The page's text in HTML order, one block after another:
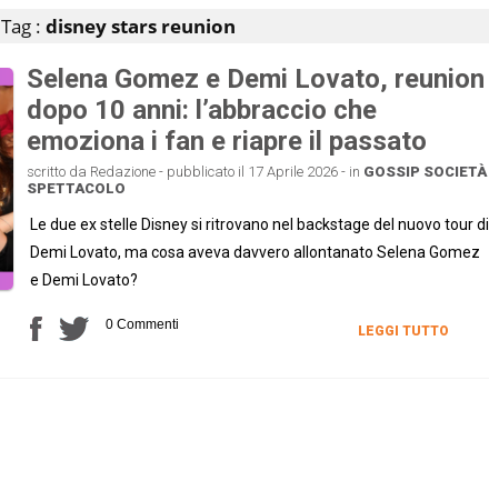
Tag : disney stars reunion
Selena Gomez e Demi Lovato, reunion
dopo 10 anni: l’abbraccio che
emoziona i fan e riapre il passato
scritto da Redazione - pubblicato il 17 Aprile 2026 - in GOSSIP SOCIETÀ
SPETTACOLO
Le due ex stelle Disney si ritrovano nel backstage del nuovo tour di
Demi Lovato, ma cosa aveva davvero allontanato Selena Gomez
e Demi Lovato?
0 Commenti LEGGI TUTTO